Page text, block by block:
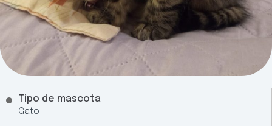
Tipo de mascota
Gato